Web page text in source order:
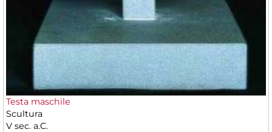
Testa maschile
Scultura
V sec. a.C.